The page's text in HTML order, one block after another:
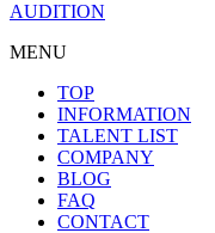
AUDITION
MENU
TOP
INFORMATION
TALENT LIST
COMPANY
BLOG
FAQ
CONTACT